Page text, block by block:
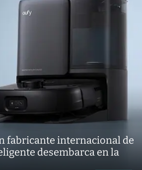
fabricante internacional de
desembarca en la